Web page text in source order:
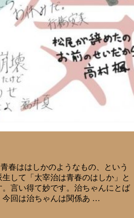
春ははしかのようなもの、という
して「太宰治は青春のはしか」と
言い得て妙です。治ちゃんにとば
今回は治ちゃんは関係あ …